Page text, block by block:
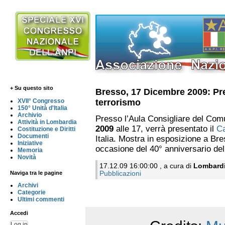
+ Su questo sito
XVII° Congresso
150° Unità d'Italia
Archivio
Attività in Lombardia
Costituzione e Diritti
Documenti
Iniziative
Memoria
Novità
Naviga tra le pagine
Archivi
Categorie
Ultimi commenti
Accedi
Bresso, 17 Dicembre 2009:
terrorismo
Presso l’Aula Consigliare del
2009 alle 17, verrà presentato il
Italia. Mostra in esposizione a
occasione del 40° anniversario
17.12.09 16:00:00 , a cura di
Pubblicazioni